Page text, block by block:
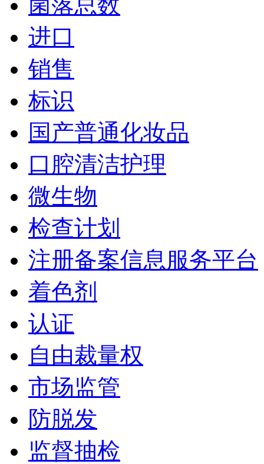
进口
销售
标识
国产普通化妆品
口腔清洁护理
微生物
检查计划
注册备案信息服务平台
着色剂
认证
自由裁量权
市场监管
防脱发
监督抽检